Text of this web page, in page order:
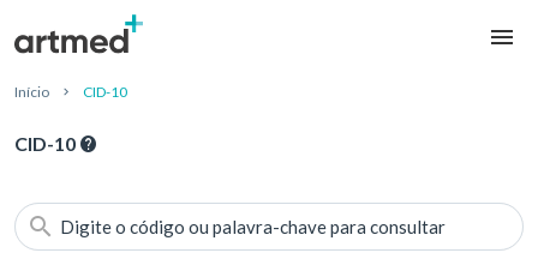
Início CID-10
CID-10
Digite o código ou palavra-chave para consultar